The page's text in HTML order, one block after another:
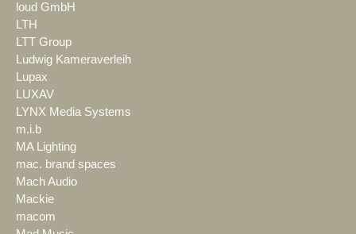
loud GmbH
LTH
LTT Group
Ludwig Kameraverleih
Lupax
LUXAV
LYNX Media Systems
m.i.b
MA Lighting
mac. brand spaces
Mach Audio
Mackie
macom